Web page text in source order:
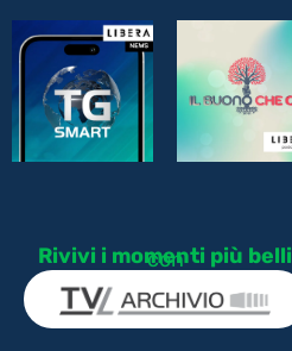
Rivivi i momenti più belli
con